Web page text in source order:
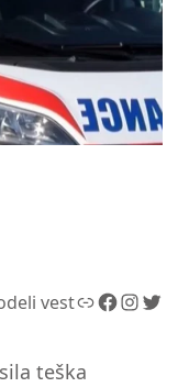
vestLink Facebook InstagramTwitter
teška